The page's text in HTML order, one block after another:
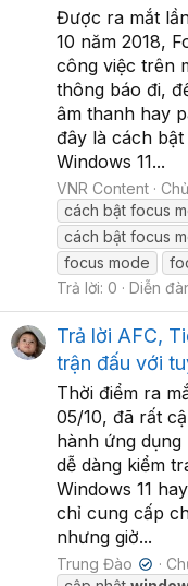
Được ra mắt
10 năm 2018,
công việc trên
thông báo đi,
âm thanh hay
đây là cách
Windows 11...
VNR Content
cách bật focus
cách bật focus
focus mode
Trả lời: 0
Diễn
Trả lời AFC,
trận đấu với
Thời điểm ra
05/10, đã rất
hành ứng dụng
dễ dàng kiểm
Windows 11
chỉ cung cấp
nhưng giờ...
Trung Đào ✔